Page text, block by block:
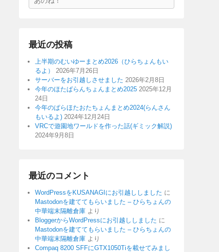
索
最近の投稿
上半期のむいゆーまとめ2026（ひらちょんもい
るよ）
2026年7月26日
サーバーをお引越しさせました 2026年2月8日
今年のほたぱらんちょんまとめ2025 2025年12月
24日
今年のぱらほたおたちょんまとめ2024(らんさん
もいるよ) 2024年12月24日
VRCで遊園地ワールドを作った話(ギミック解説)
2024年9月8日
最近のコメント
WordPressをKUSANAGIにお引越ししました に
Mastodonを建ててもらいました – ひらちょんの
中華端末隔離倉庫 より
BloggerからWordPressにお引越ししました に
Mastodonを建ててもらいました – ひらちょんの
中華端末隔離倉庫 より
Compaq 8200 SFFにGTX1050Tiを載せてみまし